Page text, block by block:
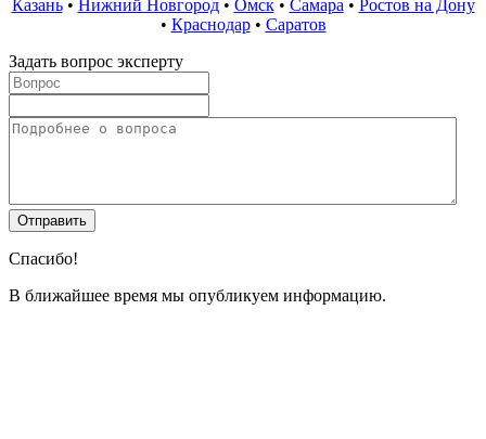
Казань• Нижний Новгород• Омск• Самара • Ростов на Дону
• Краснодар• Саратов
Задать вопрос эксперту
Спасибо!
В ближайшее время мы опубликуем информацию.